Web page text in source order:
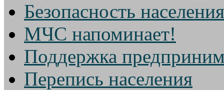
Безопасность населения
МЧС напоминает!
Поддержка
Перепись населения